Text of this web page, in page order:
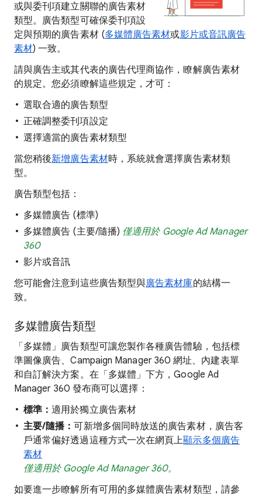
或與委刊項建立關聯的廣告素材
類型。廣告類型可確保委刊項設
定與預期的廣告素材 (多媒體廣告素材或影片或音訊廣告
素材) 一致。
請與廣告主或其代表的廣告代理商協作，瞭解廣告素材
的規定。您必須瞭解這些規定，才可：
選取合適的廣告類型
正確調整委刊項設定
選擇適當的廣告素材類型
當您稍後新增廣告素材時，系統就會選擇廣告素材類
型。
廣告類型包括：
多媒體廣告 (標準)
多媒體廣告 (主要/隨播) 僅適用於 Google Ad Manager
360
影片或音訊
您可能會注意到這些廣告類型與廣告素材庫的結構一
致。
多媒體廣告類型
「多媒體」廣告類型可讓您製作各種廣告體驗，包括標
準圖像廣告、Campaign Manager 360 網址、內建表單
和自訂解決方案。在「多媒體」下方，Google Ad
Manager 360 發布商可以選擇：
標準：適用於獨立廣告素材
主要/隨播：可新增多個同時放送的廣告素材，廣告客
戶通常偏好透過這種方式一次在網頁上顯示多個廣告
素材
僅適用於 Google Ad Manager 360。
如要進一步瞭解所有可用的多媒體廣告素材類型，請參